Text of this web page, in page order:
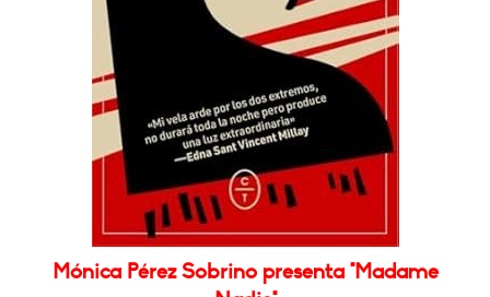
Mónica Pérez Sobrino presenta "Madame